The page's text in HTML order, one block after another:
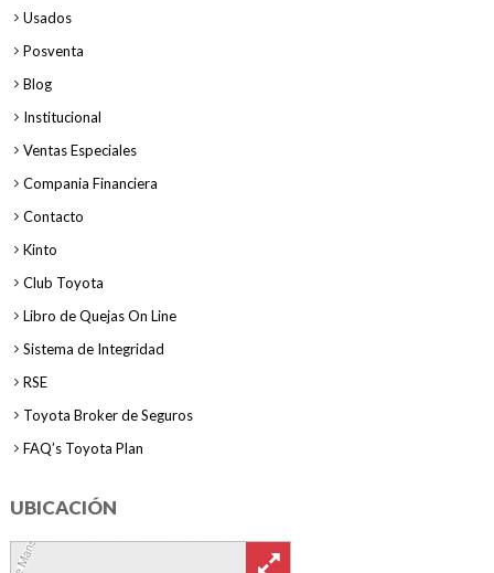
Usados
Posventa
Blog
Institucional
Ventas Especiales
Compania Financiera
Contacto
Kinto
Club Toyota
Libro de Quejas On Line
Sistema de Integridad
RSE
Toyota Broker de Seguros
FAQ’s Toyota Plan
UBICACIÓN